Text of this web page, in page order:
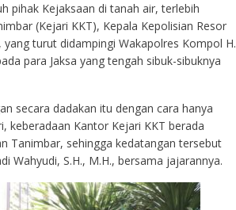
pihak Kejaksaan di tanah air, terlebih
(Kejari KKT), Kepala Kepolisian Resor
turut didampingi Wakapolres Kompol H.
para Jaksa yang tengah sibuk-sibuknya
secara dadakan itu dengan cara hanya
keberadaan Kantor Kejari KKT berada
Tanimbar, sehingga kedatangan tersebut
Wahyudi, S.H., M.H., bersama jajarannya.